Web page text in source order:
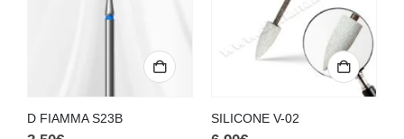
D FIAMMA S23B SILICONE V-02